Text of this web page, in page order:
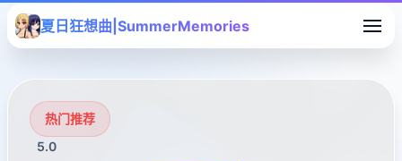
夏日狂想曲|SummerMemories
热门推荐
5.0